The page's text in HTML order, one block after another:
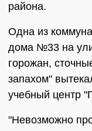
района.
Одна из
дома №33 на
горожан,
запахом"
учебный центр
"Невозможно